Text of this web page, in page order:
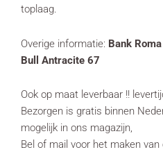
toplaag.
Overige informatie: Bank
Bull Antracite 67
Ook op maat leverbaar !!
Bezorgen is gratis binnen
mogelijk in ons magazijn,
Bel of mail voor het maken